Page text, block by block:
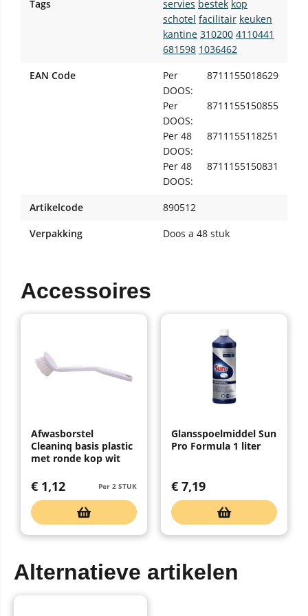
Tags servies bestek kop
schotel facilitair keuken
kantine 310200 4110441
681598 1036462
EAN Code
Per
DOOS:
8711155018629
Per
DOOS:
8711155150855
Per 48
DOOS:
8711155118251
Per 48
DOOS:
8711155150831
Artikelcode
890512
Verpakking
Doos a 48 stuk
Accessoires
Afwasborstel
Cleaninq basis plastic
met ronde kop wit
Per 2 STUK
€ 1,12
Glansspoelmiddel Sun
Pro Formula 1 liter
€ 7,19
Alternatieve artikelen